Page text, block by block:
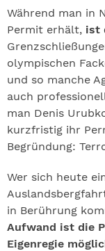
Während man in
Permit erhält, ist
olympischen
und so manche
auch
man Denis
kurzfristig ihr
Begründung:
Wer sich heute
in Berührung
Aufwand ist die
Eigenregie